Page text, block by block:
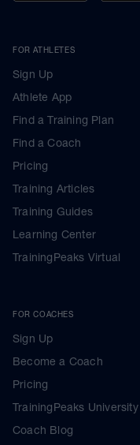
FOR ATHLETES
Sign Up
Athlete App
Find a Training Plan
Find a Coach
Pricing
Training Articles
Training Guides
Learning Center
TrainingPeaks Virtual
FOR COACHES
Sign Up
Become a Coach
Pricing
TrainingPeaks University
Coach Blog